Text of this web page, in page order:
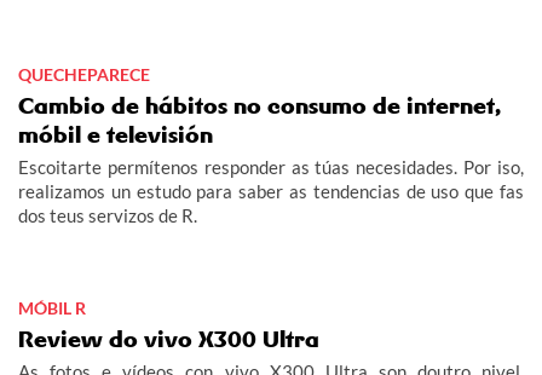
QUECHEPARECE
Cambio de hábitos no consumo de internet,
móbil e televisión
Escoitarte permítenos responder as túas necesidades. Por iso,
realizamos un estudo para saber as tendencias de uso que fas
dos teus servizos de R.
MÓBIL R
Review do vivo X300 Ultra